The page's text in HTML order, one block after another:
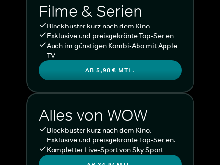
Filme & Serien
Blockbuster kurz nach dem Kino
Exklusive und preisgekrönte Top-Serien
Auch im günstigen Kombi-Abo mit Apple
TV
AB 5,98 € MTL.
Alles von WOW
Blockbuster kurz nach dem Kino.
Exklusive und preisgekrönte Top-Serien.
Kompletter Live-Sport von Sky Sport